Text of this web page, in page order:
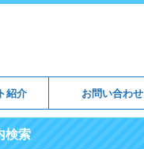
紹介 お問い合わせ
検索